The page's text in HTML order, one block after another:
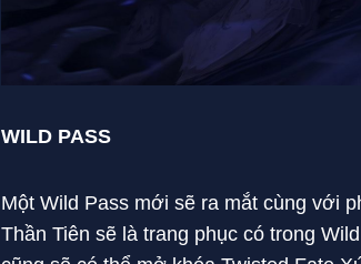
WILD PASS
Một Wild Pass mới sẽ ra mắt cùng với
Thần Tiên sẽ là trang phục có trong